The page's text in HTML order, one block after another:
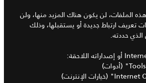
الملفات، لن يكون هناك المزيد منها، ولن
ارتباط جديدة أو يستقبلها، وذلك
حددته.